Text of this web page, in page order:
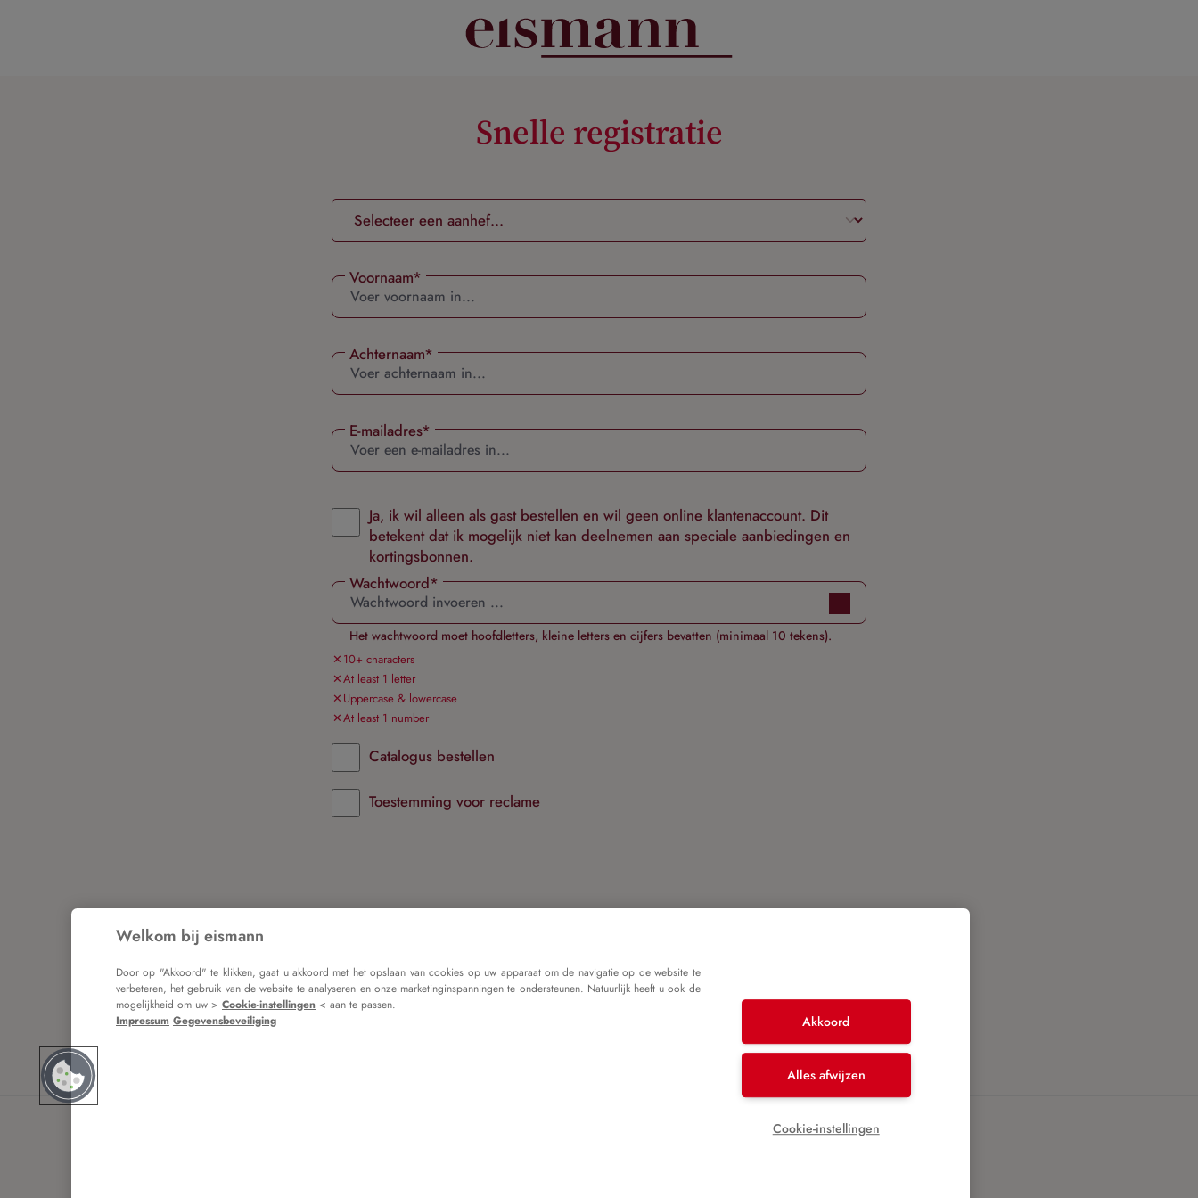
Snelle registratie
Voornaam*
Achternaam*
E-mailadres*
Ja, ik wil alleen als gast bestellen en wil geen online klantenaccount. Dit
betekent dat ik mogelijk niet kan deelnemen aan speciale aanbiedingen en
kortingsbonnen.
Wachtwoord*
Het wachtwoord moet hoofdletters, kleine letters en cijfers bevatten (minimaal 10 tekens).
10+ characters
At least 1 letter
Uppercase & lowercase
At least 1 number
Catalogus bestellen
Toestemming voor reclame
onze
algemene voorwaarden heeft geaccepteerd.
Gegevensbeveiliging
Welkom bij eismann
Door op "Akkoord" te klikken, gaat u akkoord met het opslaan van cookies op uw apparaat om de navigatie op de website te
verbeteren, het gebruik van de website te analyseren en onze marketinginspanningen te ondersteunen. Natuurlijk heeft u ook de
mogelijkheid om uw > Cookie-instellingen < aan te passen.
Impressum Gegevensbeveiliging Akkoord
Alles afwijzen
Cookie-instellingen